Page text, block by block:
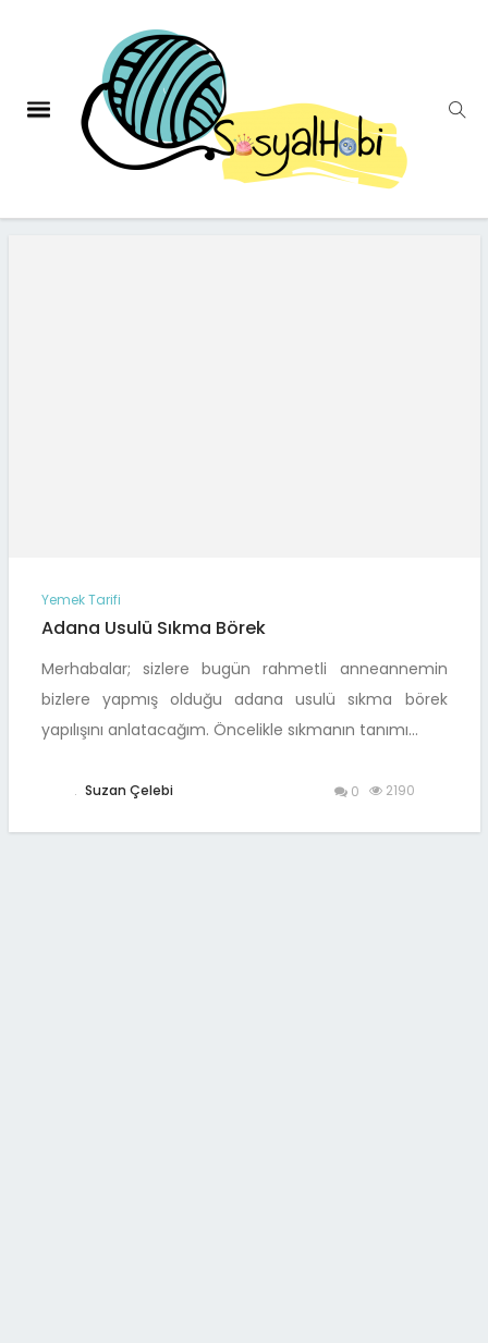
Yemek Tarifi
Adana Usulü Sıkma Börek
Merhabalar; sizlere bugün rahmetli anneannemin
bizlere yapmış olduğu adana usulü sıkma börek
yapılışını anlatacağım. Öncelikle sıkmanın tanımı…
. Suzan Çelebi 0 2190